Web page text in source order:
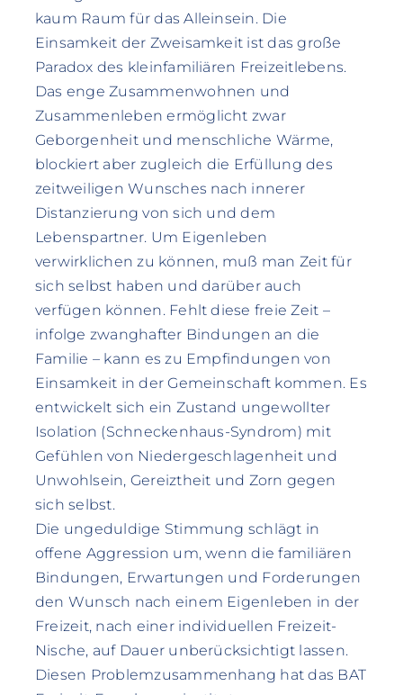
kaum Raum für das Alleinsein. Die
Einsamkeit der Zweisamkeit ist das große
Paradox des kleinfamiliären Freizeitlebens.
Das enge Zusammenwohnen und
Zusammenleben ermöglicht zwar
Geborgenheit und menschliche Wärme,
blockiert aber zugleich die Erfüllung des
zeitweiligen Wunsches nach innerer
Distanzierung von sich und dem
Lebenspartner. Um Eigenleben
verwirklichen zu können, muß man Zeit für
sich selbst haben und darüber auch
verfügen können. Fehlt diese freie Zeit –
infolge zwanghafter Bindungen an die
Familie – kann es zu Empfindungen von
Einsamkeit in der Gemeinschaft kommen. Es
entwickelt sich ein Zustand ungewollter
Isolation (Schneckenhaus-Syndrom) mit
Gefühlen von Niedergeschlagenheit und
Unwohlsein, Gereiztheit und Zorn gegen
sich selbst.
Die ungeduldige Stimmung schlägt in
offene Aggression um, wenn die familiären
Bindungen, Erwartungen und Forderungen
den Wunsch nach einem Eigenleben in der
Freizeit, nach einer individuellen Freizeit-
Nische, auf Dauer unberücksichtigt lassen.
Diesen Problemzusammenhang hat das BAT